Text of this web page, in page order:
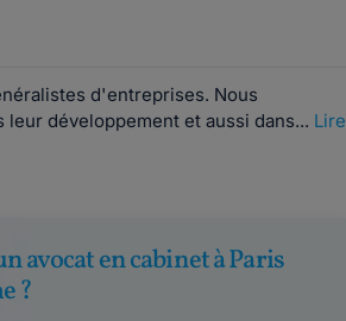
d'entreprises. Nous
leur développement et aussi dans... Lire
avocat en cabinet à Paris
?